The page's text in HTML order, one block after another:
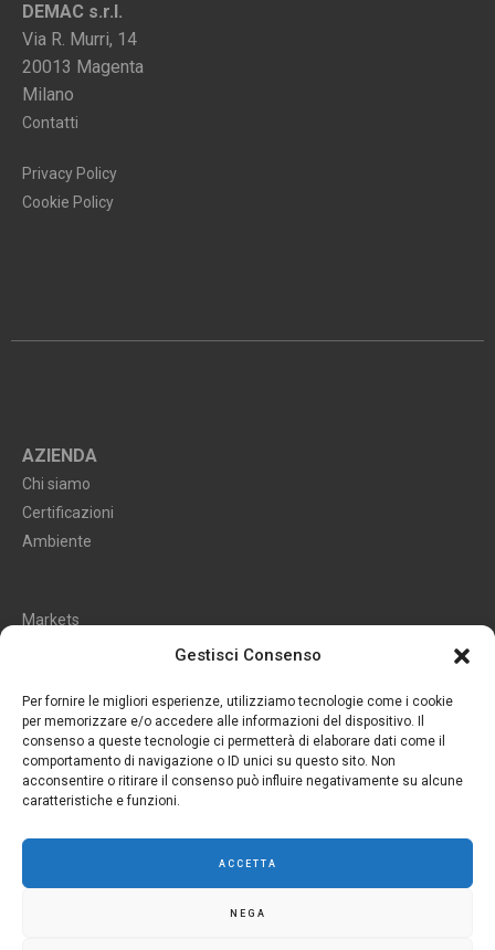
Gestisci Consenso
Per fornire le migliori esperienze, utilizziamo tecnologie come i cookie
per memorizzare e/o accedere alle informazioni del dispositivo. Il
consenso a queste tecnologie ci permetterà di elaborare dati come il
comportamento di navigazione o ID unici su questo sito. Non
acconsentire o ritirare il consenso può influire negativamente su alcune
caratteristiche e funzioni.
ACCETTA
NEGA
DEMAC s.r.l.
Via R. Murri, 14
20013 Magenta
Milano
Contatti
Privacy Policy
Cookie Policy
AZIENDA
Chi siamo
Certificazioni
Ambiente
Markets
Configuratore